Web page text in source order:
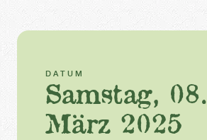
DATUM
Samstag, 08.
März 2025